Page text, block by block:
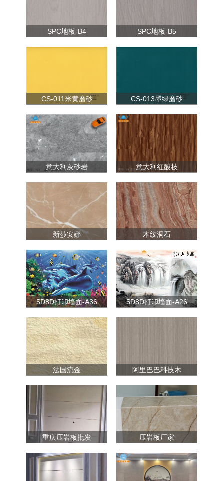
SPC地板-B4 SPC地板-B5
CS-011米黄磨砂 CS-013墨绿磨砂
意大利灰砂岩 意大利红酸枝
新莎安娜 木纹洞石
5D8D打印墙面-A36 5D8D打印墙面-A26
法国流金 阿里巴巴科技木
重庆压岩板批发 压岩板厂家